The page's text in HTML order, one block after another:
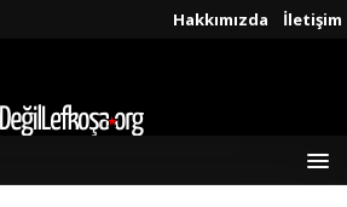
Hakkımızda İletişim